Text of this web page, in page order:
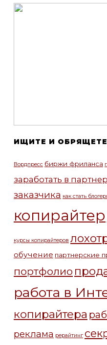
ИЩИТЕ И
Вордпресс биржи фриланса
заработать в
заказчика как стать
копирайтер
курсы копирайтеров
обучение партнерские
портфолио
работа в
копирайтера
реклама рерайтинг